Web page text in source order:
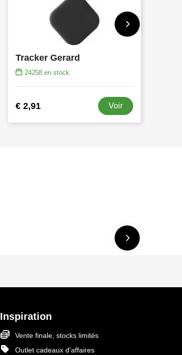
Tracker Gerard
24258 en stock
€ 2,91 Voir
Inspiration
Vente finale, stocks limités
Outlet cadeaux d’affaires